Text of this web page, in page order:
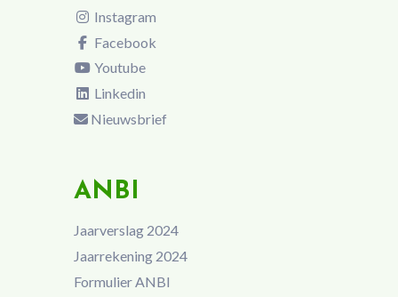
Instagram
Facebook
Youtube
Linkedin
Nieuwsbrief
ANBI
Jaarverslag 2024
Jaarrekening 2024
Formulier ANBI